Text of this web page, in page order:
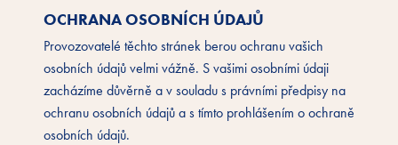
OCHRANA OSOBNÍCH ÚDAJŮ
Provozovatelé těchto stránek berou ochranu vašich
osobních údajů velmi vážně. S vašimi osobními údaji
zacházíme důvěrně a v souladu s právními předpisy na
ochranu osobních údajů a s tímto prohlášením o ochraně
osobních údajů.